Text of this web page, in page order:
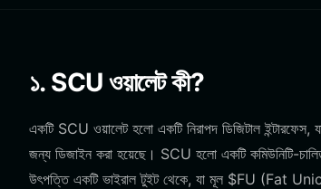
১. SCU ওয়ালেট কী?
একটি SCU ওয়ালেট হলো একটি নিরাপদ ডিজিটাল
জন্য ডিজাইন করা হয়েছে। SCU হলো একটি কমিউনিটি-
উৎপত্তি একটি ভাইরাল টুইট থেকে, যা মূল $FU (Fat